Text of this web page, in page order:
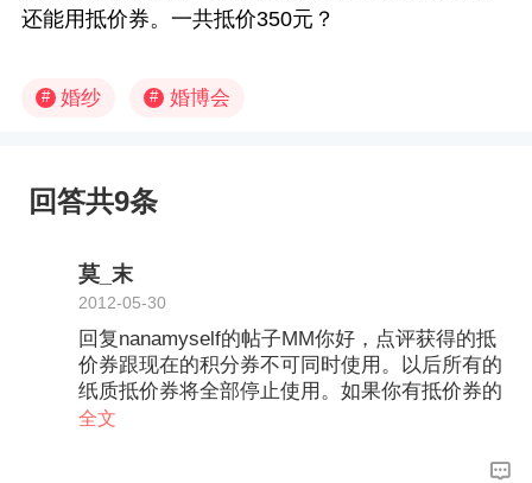
还能用抵价券。一共抵价350元？
# 婚纱 # 婚博会
回答共9条
莫_末
2012-05-30
回复nanamyself的帖子MM你好，点评获得的抵
价券跟现在的积分券不可同时使用。以后所有的
纸质抵价券将全部停止使用。如果你有抵价券的
话，我可以帮你兑换成积分，或者兑换成积分
全文